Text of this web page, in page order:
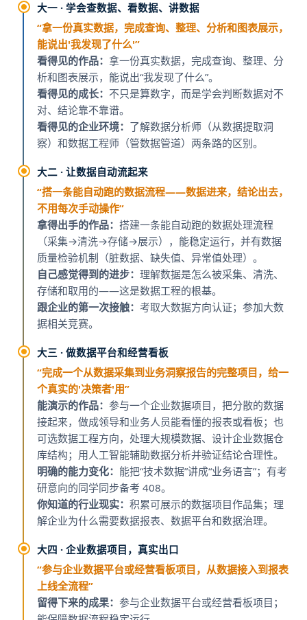
大一 · 学会查数据、看数据、讲数据
“拿一份真实数据，完成查询、整理、分析和图表展示，
能说出'我发现了什么'”
看得见的作品： 拿一份真实数据，完成查询、整理、分
析和图表展示，能说出“我发现了什么”。
看得见的成长： 不只是算数字，而是学会判断数据对不
对、结论靠不靠谱。
看得见的企业环境： 了解数据分析师（从数据提取洞
察）和数据工程师（管数据管道）两条路的区别。
大二 · 让数据自动流起来
“搭一条能自动跑的数据流程——数据进来，结论出去，
不用每次手动操作”
拿得出手的作品： 搭建一条能自动跑的数据处理流程
（采集→清洗→存储→展示），能稳定运行，并有数据
质量检验机制（脏数据、缺失值、异常值处理）。
自己感觉得到的进步： 理解数据是怎么被采集、清洗、
存储和取用的——这是数据工程的根基。
跟企业的第一次接触： 考取大数据方向认证；参加大数
据相关竞赛。
大三 · 做数据平台和经营看板
“完成一个从数据采集到业务洞察报告的完整项目，给一
个真实的'决策者'用”
能演示的作品： 参与一个企业数据项目，把分散的数据
接起来，做成领导和业务人员能看懂的报表或看板；也
可选数据工程方向，处理大规模数据、设计企业数据仓
库结构；用人工智能辅助数据分析并验证结论合理性。
明确的能力变化： 能把“技术数据”讲成“业务语言”；有考
研意向的同学同步备考 408。
你知道的行业现实： 积累可展示的数据项目作品集；理
解企业为什么需要数据报表、数据平台和数据治理。
大四 · 企业数据项目，真实出口
“参与企业数据平台或经营看板项目，从数据接入到报表
上线全流程”
留得下来的成果： 参与企业数据平台或经营看板项目；